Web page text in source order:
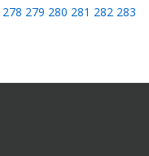
278 279 280 281 282 283